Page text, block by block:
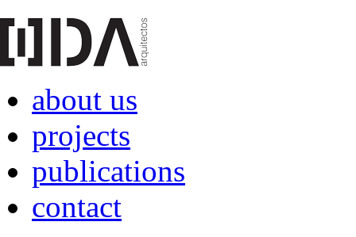
about us
projects
publications
contact